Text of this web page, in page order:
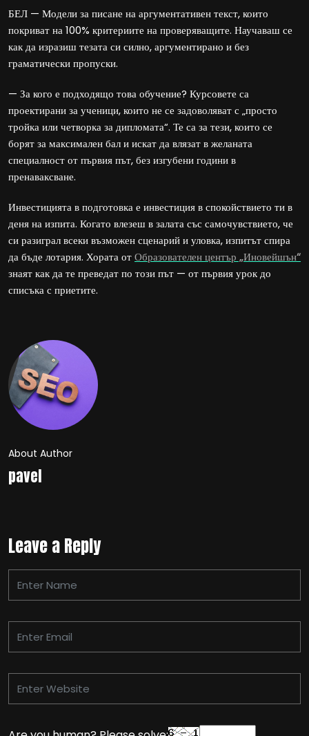
БЕЛ — Модели за писане на аргументативен текст, които
покриват на 100% критериите на проверяващите. Научаваш се
как да изразиш тезата си силно, аргументирано и без
граматически пропуски.
— За кого е подходящо това обучение? Курсовете са
проектирани за ученици, които не се задоволяват с „просто
тройка или четворка за дипломата“. Те са за тези, които се
борят за максимален бал и искат да влязат в желаната
специалност от първия път, без изгубени години в
пренаваксване.
Инвестицията в подготовка е инвестиция в спокойствието ти в
деня на изпита. Когато влезеш в залата със самочувствието, че
си разиграл всеки възможен сценарий и уловка, изпитът спира
да бъде лотария. Хората отОбразователен център „Иновейшън“
знаят как да те преведат по този път — от първия урок до
списъка с приетите.
About Author
pavel
Leave a Reply